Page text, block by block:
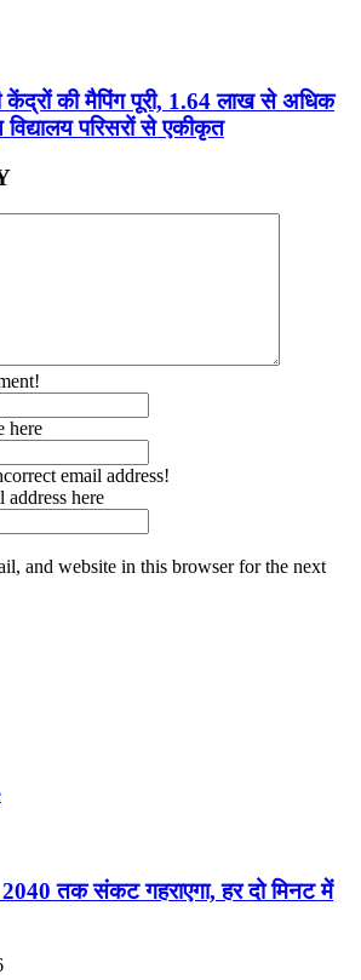
की मैपिंग पूरी, 1.64 लाख से अधिक
परिसरों से एकीकृत
here
email address!
address here
and website in this browser for the next
तक संकट गहराएगा, हर दो मिनट में